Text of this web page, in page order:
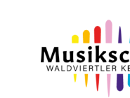
springen